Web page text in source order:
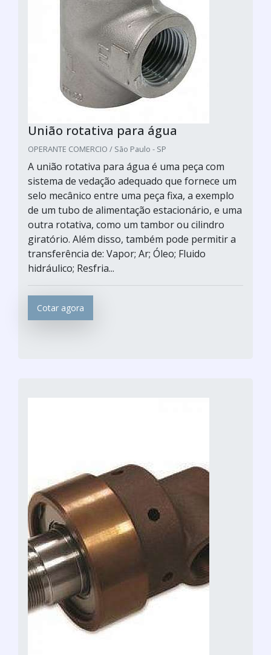
União rotativa para água
OPERANTE COMERCIO / São Paulo - SP
A união rotativa para água é uma peça com
sistema de vedação adequado que fornece um
selo mecânico entre uma peça fixa, a exemplo
de um tubo de alimentação estacionário, e uma
outra rotativa, como um tambor ou cilindro
giratório. Além disso, também pode permitir a
transferência de: Vapor; Ar; Óleo; Fluido
hidráulico; Resfria...
Cotar agora